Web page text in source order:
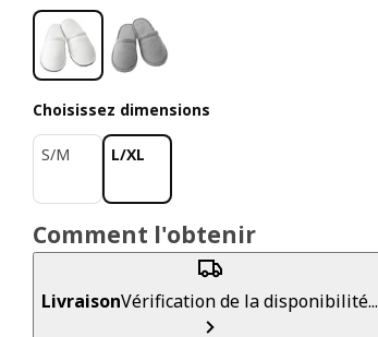
Choisissez dimensions
S/M L/XL
Comment l'obtenir
LivraisonVérification de la disponibilité...